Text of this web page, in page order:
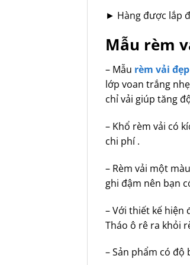
► Hàng được lắp
Mẫu rèm
– Mẫu rèm vải đẹp
lớp voan trắng
chỉ vải giúp tăng
– Khổ rèm vải có
chi phí .
– Rèm vải một
ghi đậm nên bạn
– Với thiết kế hiện
Tháo ô rê ra khỏi
– Sản phẩm có